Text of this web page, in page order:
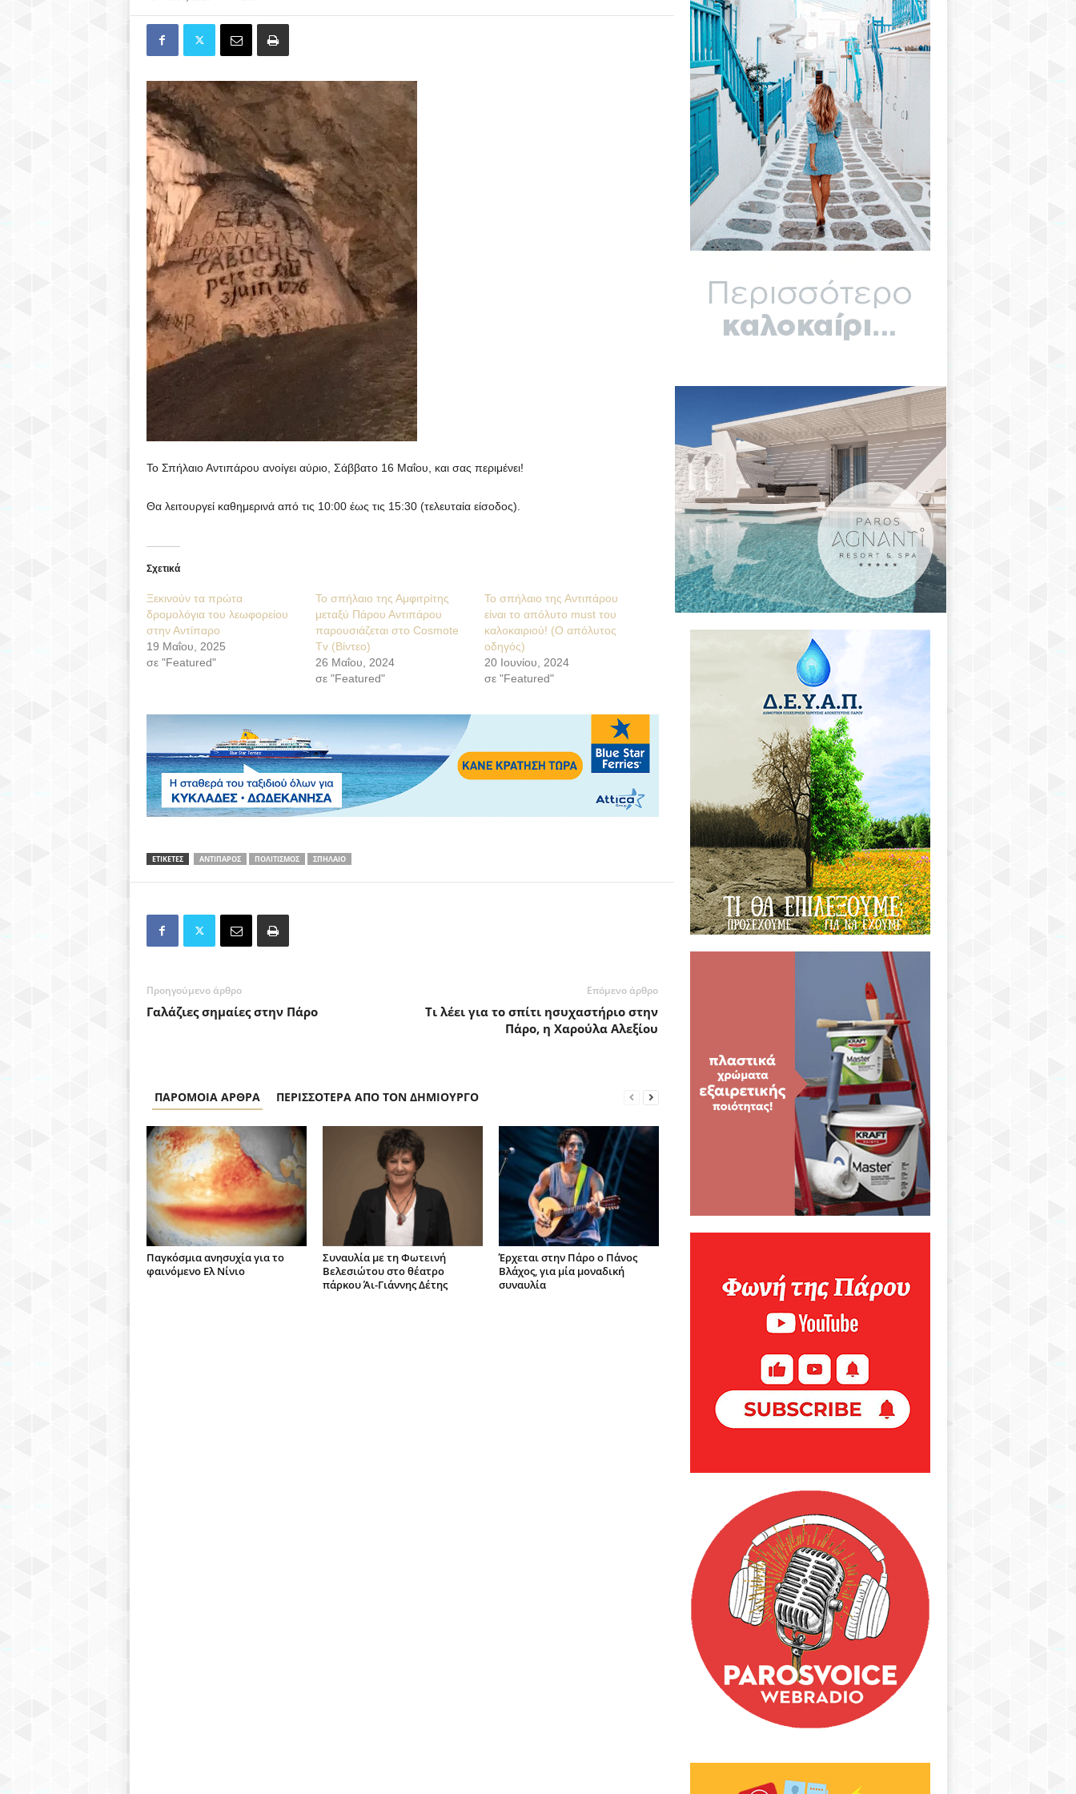
Το Σπήλαιο Αντιπάρου ανοίγει αύριο, Σάββατο 16 Μαΐου, και σας περιμένει!
Θα λειτουργεί καθημερινά από τις 10:00 έως τις 15:30 (τελευταία είσοδος).
Σχετικά
Ξεκινούν τα πρώτα
δρομολόγια του λεωφορείου
στην Αντίπαρο
19 Μαΐου, 2025
σε "Featured"
Το σπήλαιο της Αμφιτρίτης
μεταξύ Πάρου Αντιπάρου
παρουσιάζεται στο Cosmote
Tv (Βίντεο)
26 Μαΐου, 2024
σε "Featured"
Το σπήλαιο της Αντιπάρου
είναι το απόλυτο must του
καλοκαιριού! (O απόλυτος
οδηγός)
20 Ιουνίου, 2024
σε "Featured"
ΕΤΙΚΕΤΕΣ ΑΝΤΙΠΑΡΟΣ ΠΟΛΙΤΙΣΜΟΣ ΣΠΗΛΑΙΟ
Προηγούμενο άρθρο
Γαλάζιες σημαίες στην Πάρο
Επόμενο άρθρο
Τι λέει για το σπίτι ησυχαστήριο στην
Πάρο, η Χαρούλα Αλεξίου
ΠΑΡΟΜΟΙΑ ΑΡΘΡΑ ΠΕΡΙΣΣΟΤΕΡΑ ΑΠΟ ΤΟΝ ΔΗΜΙΟΥΡΓΟ
Παγκόσμια ανησυχία για το
φαινόμενο Ελ Νίνιο
Συναυλία με τη Φωτεινή
Βελεσιώτου στο θέατρο
πάρκου Άι-Γιάννης Δέτης
Έρχεται στην Πάρο ο Πάνος
Βλάχος, για μία μοναδική
συναυλία